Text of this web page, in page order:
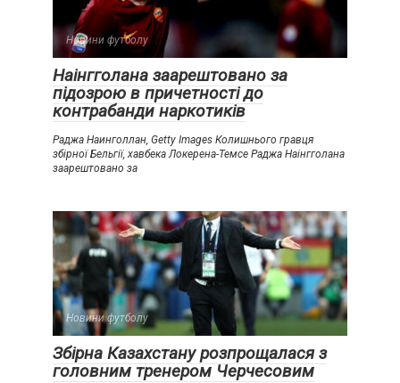
Новини футболу
Наінгголана заарештовано за
підозрою в причетності до
контрабанди наркотиків
Раджа Наинголлан, Getty Images Колишнього гравця
збірної Бельгії, хавбека Локерена-Темсе Раджа Наінгголана
заарештовано за
Новини футболу
Збірна Казахстану розпрощалася з
головним тренером Черчесовим